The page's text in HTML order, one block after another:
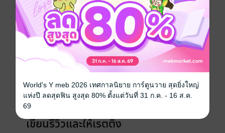
เรื่องที่คุณน่าจะสนใจ
เขียนรีวิวและให้เรตติ้ง
World's Y meb 2026 เทศกาลนิยาย การ์ตูนวาย สุดยิ่งใหญ่
แห่งปี ลดสุดฟิน สูงสุด 80% ตั้งแต่วันที่ 31 ก.ค. - 16 ส.ค.
69